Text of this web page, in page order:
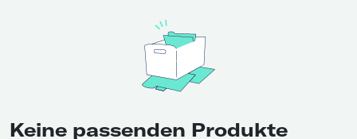
Keine passenden Produkte